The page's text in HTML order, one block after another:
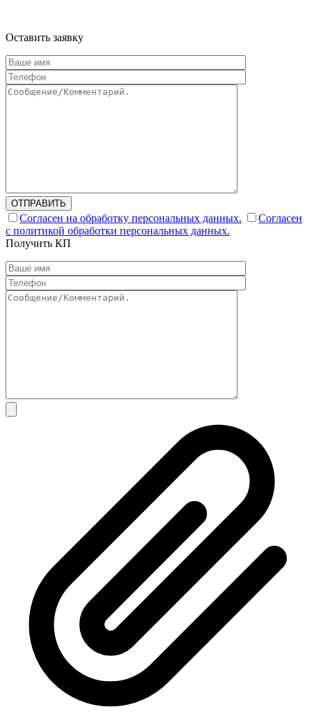
Оставить заявку
ОТПРАВИТЬ
Согласен на обработку персональных данных.
Согласен
с политикой обработки персональных данных.
Получить КП